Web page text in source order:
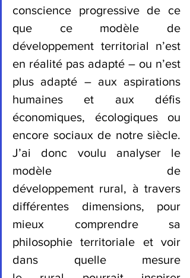
conscience progressive de ce
que ce modèle de
développement territorial n’est
en réalité pas adapté – ou n’est
plus adapté – aux aspirations
humaines et aux défis
économiques, écologiques ou
encore sociaux de notre siècle.
J’ai donc voulu analyser le
modèle de
développement rural, à travers
différentes dimensions, pour
mieux comprendre sa
philosophie territoriale et voir
dans quelle mesure